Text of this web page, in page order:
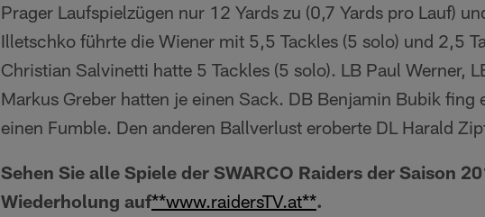
Prager Laufspielzügen nur 12 Yards zu (0,7 Yards pro Lauf)
Illetschko führte die Wiener mit 5,5 Tackles (5 solo) und 2,5
Christian Salvinetti hatte 5 Tackles (5 solo). LB Paul Werner,
Markus Greber hatten je einen Sack. DB Benjamin Bubik fing
einen Fumble. Den anderen Ballverlust eroberte DL Harald
Sehen Sie alle Spiele der SWARCO Raiders der Saison
Wiederholung auf**www.raidersTV.at**.